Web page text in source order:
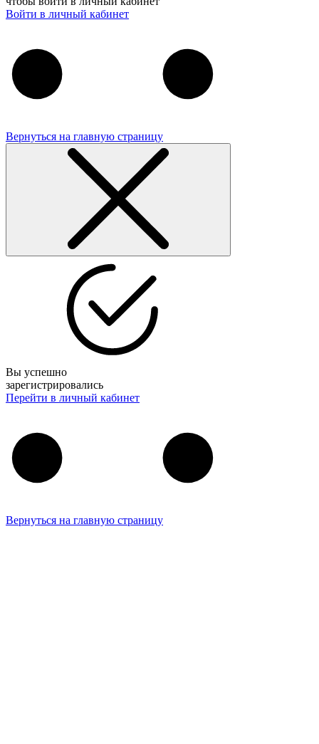
Войти в личный кабинет
Вернуться на главную страницу
Вы успешно
зарегистрировались
Перейти в личный кабинет
Вернуться на главную страницу